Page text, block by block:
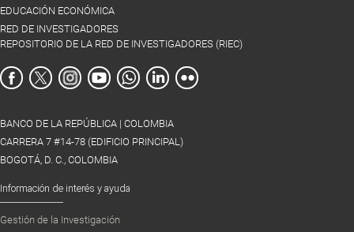
EDUCACIÓN ECONÓMICA
RED DE INVESTIGADORES
REPOSITORIO DE LA RED DE INVESTIGADORES (RIEC)
BANCO DE LA REPÚBLICA | COLOMBIA
CARRERA 7 #14-78 (EDIFICIO PRINCIPAL)
BOGOTÁ, D. C., COLOMBIA
Información de interés y ayuda
Gestión de la Investigación